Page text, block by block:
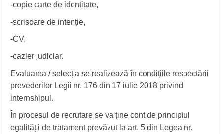
-copie carte de identitate,
-scrisoare de intenție,
-CV,
-cazier judiciar.
Evaluarea / selecția se realizează în condițiile respectării
prevederilor Legii nr. 176 din 17 iulie 2018 privind
internshipul.
În procesul de recrutare se va ține cont de principiul
egalității de tratament prevăzut la art. 5 din Legea nr.